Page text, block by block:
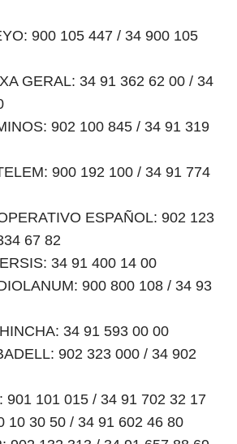
900 105 447 / 34 900 105
GERAL: 34 91 362 62 00 / 34
902 100 845 / 34 91 319
900 192 100 / 34 91 774
ESPAÑOL: 902 123
67 82
34 91 400 14 00
900 800 108 / 34 93
34 91 593 00 00
902 323 000 / 34 902
901 101 015 / 34 91 702 32 17
10 30 50 / 34 91 602 46 80